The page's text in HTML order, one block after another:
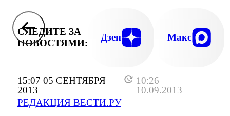
15:07 05 СЕНТЯБРЯ
2013
10:26
10.09.2013
РЕДАКЦИЯ ВЕСТИ.РУ
СЛЕДИТЕ ЗА
НОВОСТЯМИ:
Дзен Макс